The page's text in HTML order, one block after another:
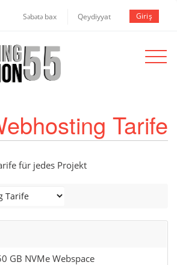
Səbətə bax Qeydiyyat Giriş
Toggle
Tarife
für jedes Projekt
GB NVMe Webspace